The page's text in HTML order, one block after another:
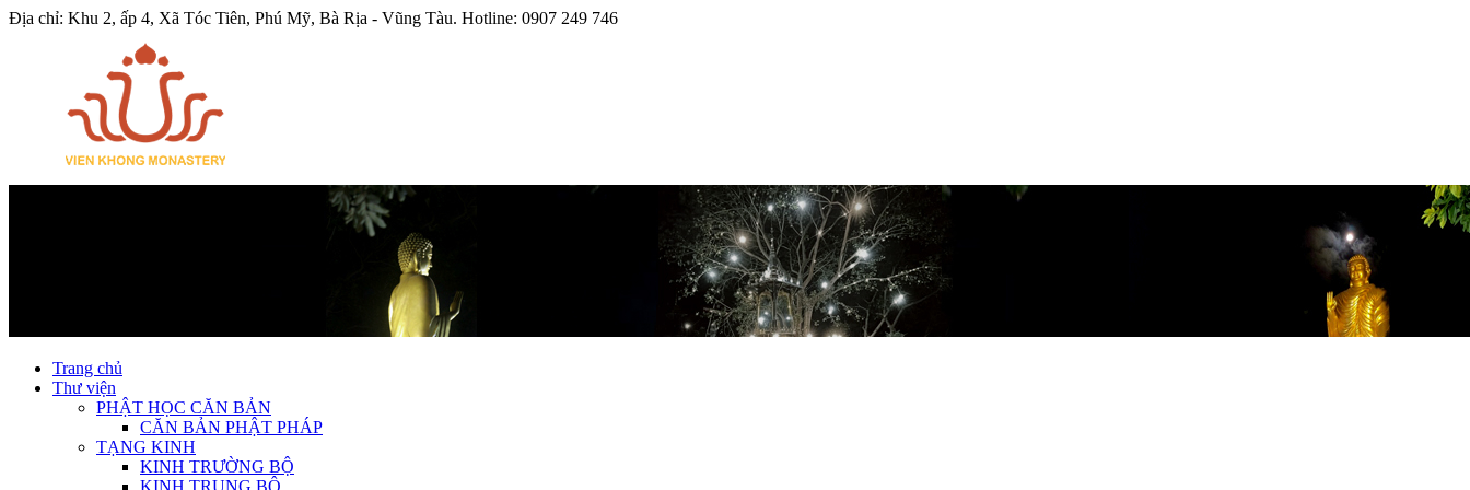
Địa chỉ: Khu 2, ấp 4, Xã Tóc Tiên, Phú Mỹ, Bà Rịa - Vũng Tàu. Hotline: 0907 249 746
Trang chủ
Thư viện
PHẬT HỌC CĂN BẢN
CĂN BẢN PHẬT PHÁP
TẠNG KINH
KINH TRƯỜNG BỘ
KINH TRUNG BỘ